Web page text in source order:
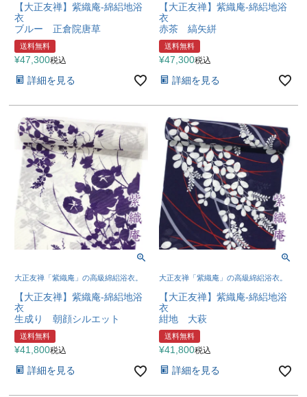
【大正友禅】紫織庵-綿絽地浴
衣
ブルー 正倉院唐草
送料無料
¥47,300税込
詳細を見る
【大正友禅】紫織庵-綿絽地浴
衣
赤茶 縞矢絣
送料無料
¥47,300税込
詳細を見る
大正友禅「紫織庵」の高級綿絽浴衣。
【大正友禅】紫織庵-綿絽地浴
衣
生成り 朝顔シルエット
送料無料
¥41,800税込
詳細を見る
大正友禅「紫織庵」の高級綿絽浴衣。
【大正友禅】紫織庵-綿絽地浴
衣
紺地 大萩
送料無料
¥41,800税込
詳細を見る